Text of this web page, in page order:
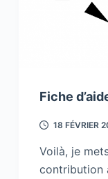
Fiche
18 FÉVRIER
Voilà, je
contribution